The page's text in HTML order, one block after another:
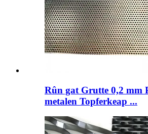
Rûn gat Grutte 0,2 mm
metalen Topferkeap ...